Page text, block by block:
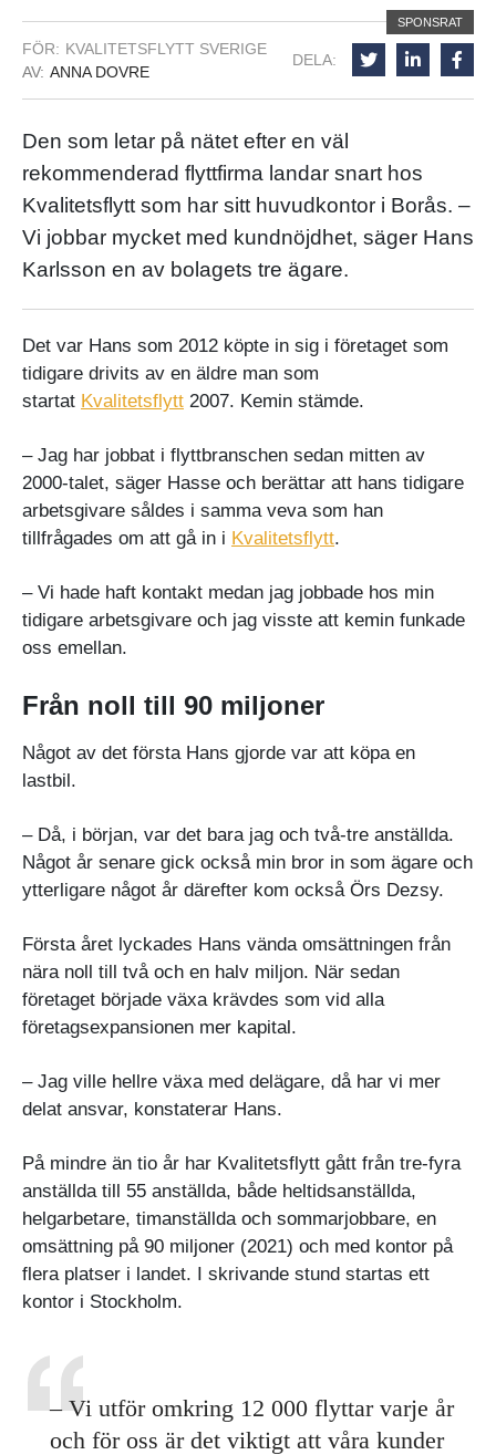
AV: ANNA DOVRE
FÖR: KVALITETSFLYTT SVERIGE
SPONSRAT
DELA:
Den som letar på nätet efter en väl
rekommenderad flyttfirma landar snart hos
Kvalitetsflytt som har sitt huvudkontor i Borås. –
Vi jobbar mycket med kundnöjdhet, säger Hans
Karlsson en av bolagets tre ägare.
Det var Hans som 2012 köpte in sig i företaget som
tidigare drivits av en äldre man som
startat Kvalitetsflytt 2007. Kemin stämde.
– Jag har jobbat i flyttbranschen sedan mitten av
2000-talet, säger Hasse och berättar att hans tidigare
arbetsgivare såldes i samma veva som han
tillfrågades om att gå in i Kvalitetsflytt.
– Vi hade haft kontakt medan jag jobbade hos min
tidigare arbetsgivare och jag visste att kemin funkade
oss emellan.
Från noll till 90 miljoner
Något av det första Hans gjorde var att köpa en
lastbil.
– Då, i början, var det bara jag och två-tre anställda.
Något år senare gick också min bror in som ägare och
ytterligare något år därefter kom också Örs Dezsy.
Första året lyckades Hans vända omsättningen från
nära noll till två och en halv miljon. När sedan
företaget började växa krävdes som vid alla
företagsexpansionen mer kapital.
– Jag ville hellre växa med delägare, då har vi mer
delat ansvar, konstaterar Hans.
På mindre än tio år har Kvalitetsflytt gått från tre-fyra
anställda till 55 anställda, både heltidsanställda,
helgarbetare, timanställda och sommarjobbare, en
omsättning på 90 miljoner (2021) och med kontor på
flera platser i landet. I skrivande stund startas ett
kontor i Stockholm.
– Vi utför omkring 12 000 flyttar varje år
och för oss är det viktigt att våra kunder